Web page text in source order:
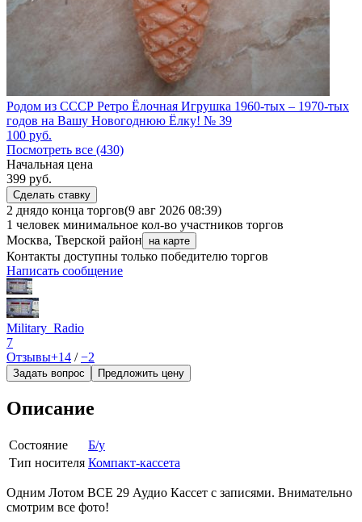
Родом из СССР Ретро Ёлочная Игрушка 1960-тых – 1970-тых
годов на Вашу Новогоднюю Ёлку! № 39
100 руб.
Посмотреть все (430)
Начальная цена
399 руб.
Сделать ставку
2 днядо конца торгов(9 авг 2026 08:39)
1 человек минимальное кол-во участников торгов
Москва, Тверской район
на карте
Контакты доступны только победителю торгов
Написать сообщение
Military_Radio
7
Отзывы+14 /−2
Задать вопрос Предложить цену
Описание
Состояние
Б/у
Тип носителя Компакт-кассета
Одним Лотом ВСЕ 29 Аудио Кассет с записями. Внимательно
смотрим все фото!